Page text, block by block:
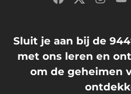
Sluit je aan bij de
met ons leren en
om de geheimen